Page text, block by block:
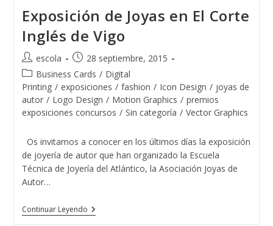
Belleza
España
2015
Tendrá
Sabor
Gallego
Exposición de Joyas en El Corte
Inglés de Vigo
Autor
de
la
entrada:
escola
Publicación
de
la
entrada:
28 septiembre, 2015
Categoría
de
la
entrada:
Business Cards / Digital
Printing / exposiciones / fashion / Icon Design / joyas de
autor / Logo Design / Motion Graphics / premios
exposiciones concursos / Sin categoría / Vector Graphics
Os invitamos a conocer en los últimos días la exposición
de joyería de autor que han organizado la Escuela
Técnica de Joyería del Atlántico, la Asociación Joyas de
Autor…
Continuar LeyendoExposición
De